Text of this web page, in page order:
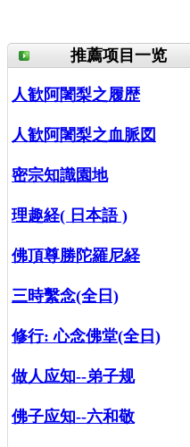
推薦项目一览
人歓阿闍梨之履歴
人歓阿闍梨之血脈図
密宗知識園地
理趣経( 日本語 )
佛頂尊勝陀羅尼経
三時繫念(全日)
修行:心念佛堂(全日)
做人应知--弟子规
佛子应知--六和敬